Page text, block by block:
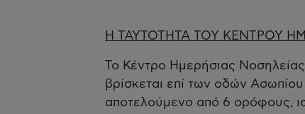
Η ΤΑΥΤΟΤΗΤΑ ΤΟΥ ΚΕΝΤΡΟΥ
Το Κέντρο Ημερήσιας
βρίσκεται επί των οδών
αποτελούμενο από 6 ορόφους,